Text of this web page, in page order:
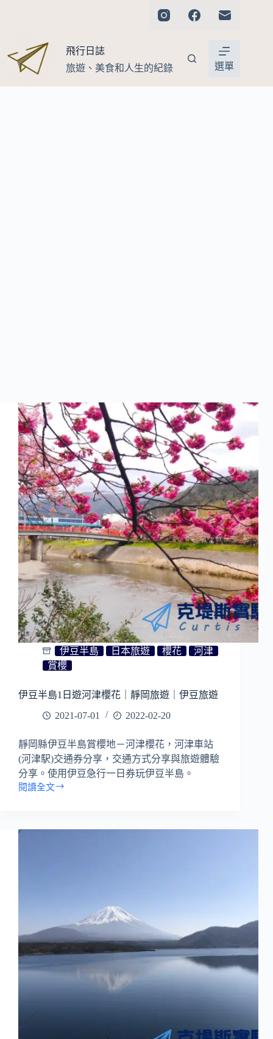
飛行日誌
旅遊、美食和人生的紀錄
選單
伊豆半島 日本旅遊 櫻花
河津
賞櫻
伊豆半島1日遊河津櫻花｜靜岡旅遊｜伊豆旅遊
2021-07-01
2022-02-20
靜岡縣伊豆半島賞櫻地－河津櫻花，河津車站
(河津駅)交通券分享，交通方式分享與旅遊體驗
分享。使用伊豆急行一日券玩伊豆半島。
閱讀全文
伊
島
靜
岡
旅